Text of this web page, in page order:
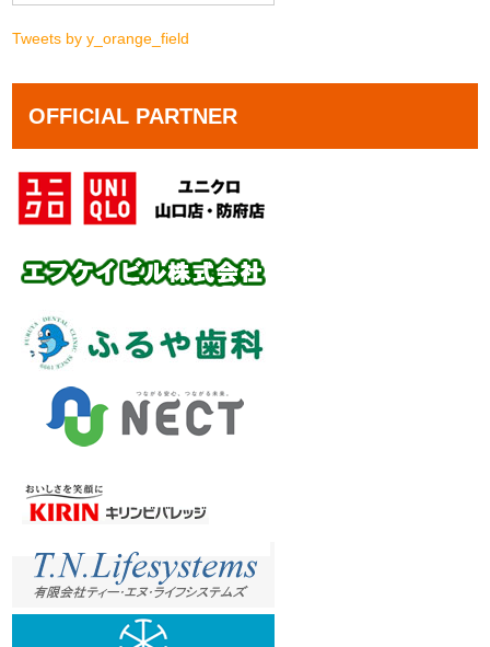
Tweets by y_orange_field
OFFICIAL PARTNER